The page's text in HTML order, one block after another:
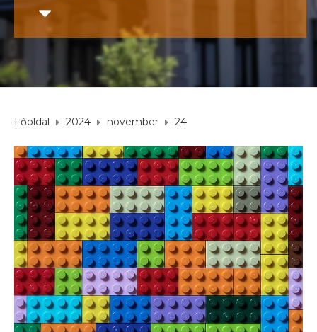
Főoldal 2024 november 24